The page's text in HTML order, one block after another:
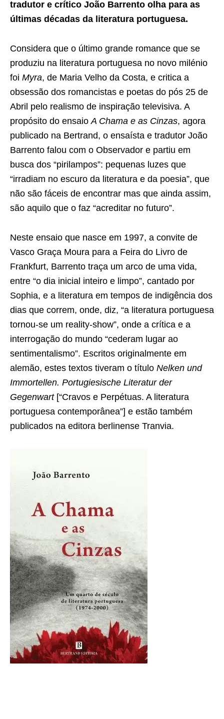
tradutor e crítico João Barrento olha para as
últimas décadas da literatura portuguesa.
Considera que o último grande romance que se
produziu na literatura portuguesa no novo milénio
foi Myra, de Maria Velho da Costa, e critica a
obsessão dos romancistas e poetas do pós 25 de
Abril pelo realismo de inspiração televisiva. A
propósito do ensaio A Chama e as Cinzas, agora
publicado na Bertrand, o ensaísta e tradutor João
Barrento falou com o Observador e partiu em
busca dos “pirilampos”: pequenas luzes que
“irradiam no escuro da literatura e da poesia”, que
não são fáceis de encontrar mas que ainda assim,
são aquilo que o faz “acreditar no futuro”.
Neste ensaio que nasce em 1997, a convite de
Vasco Graça Moura para a Feira do Livro de
Frankfurt, Barrento traça um arco de uma vida,
entre “o dia inicial inteiro e limpo”, cantado por
Sophia, e a literatura em tempos de indigência dos
dias que correm, onde, diz, “a literatura portuguesa
tornou-se um reality-show”, onde a crítica e a
interrogação do mundo “cederam lugar ao
sentimentalismo”. Escritos originalmente em
alemão, estes textos tiveram o título Nelken und
Immortellen. Portugiesische Literatur der
Gegenwart[“Cravos e Perpétuas. A literatura
portuguesa contemporânea”] e estão também
publicados na editora berlinense Tranvia.